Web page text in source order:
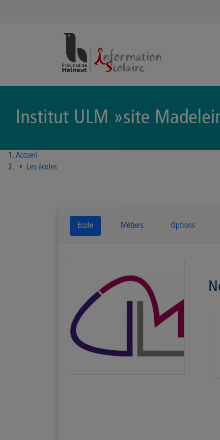
Institut ULM »site
Accueil
Les écoles
Ecole Métiers Options